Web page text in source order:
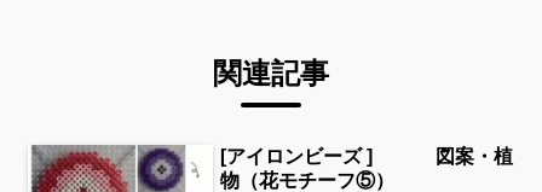
関連記事
[アイロンビーズ ] 図案・植
物（花モチーフ⑤）